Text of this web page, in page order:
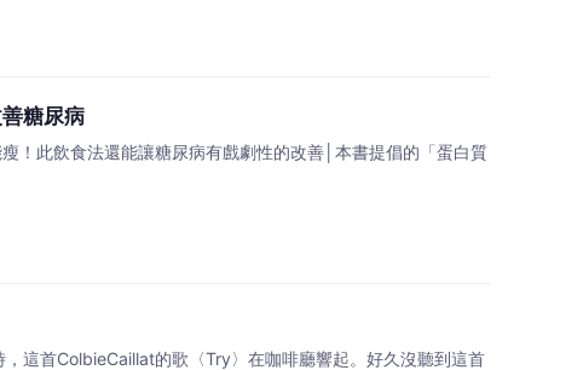
糖尿病
！此飲食法還能讓糖尿病有戲劇性的改善│本書提倡的「蛋白質
這首ColbieCaillat的歌〈Try〉在咖啡廳響起。好久沒聽到這首